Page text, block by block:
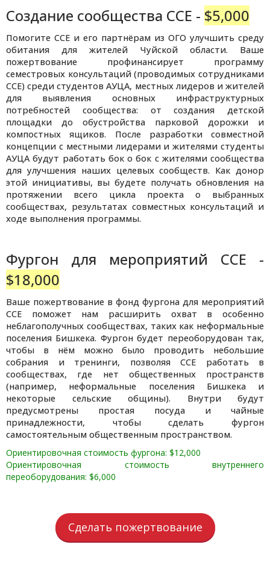
Создание сообщества CCE - $5,000
Помогите CCE и его партнёрам из ОГО улучшить среду
обитания для жителей Чуйской области. Ваше
пожертвование профинансирует программу
семестровых консультаций (проводимых сотрудниками
CCE) среди студентов АУЦА, местных лидеров и жителей
для выявления основных инфраструктурных
потребностей сообщества: от создания детской
площадки до обустройства парковой дорожки и
компостных ящиков. После разработки совместной
концепции с местными лидерами и жителями студенты
АУЦА будут работать бок о бок с жителями сообщества
для улучшения наших целевых сообществ. Как донор
этой инициативы, вы будете получать обновления на
протяжении всего цикла проекта о выбранных
сообществах, результатах совместных консультаций и
ходе выполнения программы.
Фургон для мероприятий CCE -
$18,000
Ваше пожертвование в фонд фургона для мероприятий
CCE поможет нам расширить охват в особенно
неблагополучных сообществах, таких как неформальные
поселения Бишкека. Фургон будет переоборудован так,
чтобы в нём можно было проводить небольшие
собрания и тренинги, позволяя CCE работать в
сообществах, где нет общественных пространств
(например, неформальные поселения Бишкека и
некоторые сельские общины). Внутри будут
предусмотрены простая посуда и чайные
принадлежности, чтобы сделать фургон
самостоятельным общественным пространством.
Ориентировочная стоимость фургона: $12,000
Ориентировочная стоимость внутреннего
переоборудования: $6,000
Сделать пожертвование